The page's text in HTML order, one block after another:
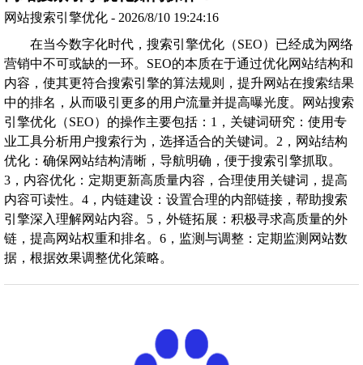
网站搜索引擎优化 - 2026/8/10 19:24:16
在当今数字化时代，搜索引擎优化（SEO）已经成为网络
营销中不可或缺的一环。SEO的本质在于通过优化网站结构和
内容，使其更符合搜索引擎的算法规则，提升网站在搜索结果
中的排名，从而吸引更多的用户流量并提高曝光度。网站搜索
引擎优化（SEO）的操作主要包括：1，关键词研究：使用专
业工具分析用户搜索行为，选择适合的关键词。2，网站结构
优化：确保网站结构清晰，导航明确，便于搜索引擎抓取。
3，内容优化：定期更新高质量内容，合理使用关键词，提高
内容可读性。4，内链建设：设置合理的内部链接，帮助搜索
引擎深入理解网站内容。5，外链拓展：积极寻求高质量的外
链，提高网站权重和排名。6，监测与调整：定期监测网站数
据，根据效果调整优化策略。